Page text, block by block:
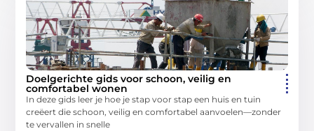
Doelgerichte gids voor schoon, veilig en
comfortabel wonen
In deze gids leer je hoe je stap voor stap een huis en tuin
creëert die schoon, veilig en comfortabel aanvoelen—zonder
te vervallen in snelle